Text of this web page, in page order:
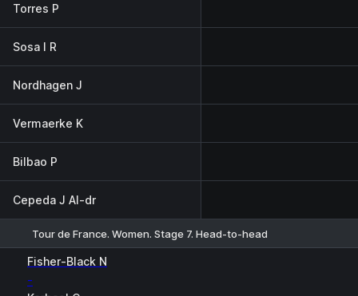
Torres P
Sosa I R
Nordhagen J
Vermaerke K
Bilbao P
Cepeda J Al-dr
Tour de France. Women. Stage 7. Head-to-head
Fisher-Black N
-